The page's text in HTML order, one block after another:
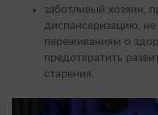
заботливый хозяин,
диспансеризацию, не
переживаниям о
предотвратить
старения.